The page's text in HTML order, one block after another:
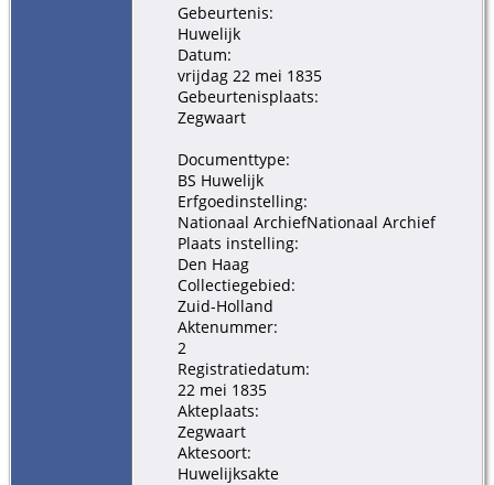
Gebeurtenis:
Huwelijk
Datum:
vrijdag 22 mei 1835
Gebeurtenisplaats:
Zegwaart
Documenttype:
BS Huwelijk
Erfgoedinstelling:
Nationaal ArchiefNationaal Archief
Plaats instelling:
Den Haag
Collectiegebied:
Zuid-Holland
Aktenummer:
2
Registratiedatum:
22 mei 1835
Akteplaats:
Zegwaart
Aktesoort:
Huwelijksakte